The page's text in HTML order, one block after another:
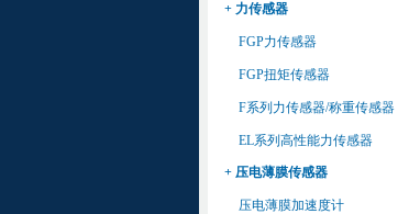
+ 力传感器
FGP力传感器
FGP扭矩传感器
F系列力传感器/称重传感器
EL系列高性能力传感器
+ 压电薄膜传感器
压电薄膜加速度计